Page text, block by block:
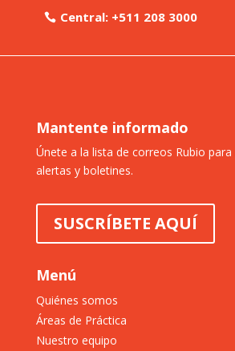
Central: +511 208 3000
Mantente informado
Únete a la lista de correos Rubio
alertas y boletines.
SUSCRÍBETE AQUÍ
Menú
Quiénes somos
Áreas de Práctica
Nuestro equipo